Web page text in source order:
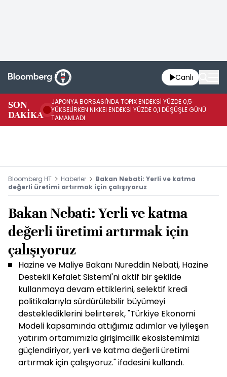
Canlı
SON
DAKİKA
JAPONYA BORSASI'NDA TOPIX ENDEKSİ YÜZDE 0,5
YÜKSELİRKEN NIKKEI ENDEKSİ YÜZDE 0,1 DÜŞÜŞLE GÜNÜ
TAMAMLADI
Bloomberg HT Haberler
Bakan Nebati: Yerli ve katma
değerli üretimi artırmak için çalışıyoruz
Bakan Nebati: Yerli ve katma
değerli üretimi artırmak için
çalışıyoruz
Hazine ve Maliye Bakanı Nureddin Nebati, Hazine
Destekli Kefalet Sistemi'ni aktif bir şekilde
kullanmaya devam ettiklerini, selektif kredi
politikalarıyla sürdürülebilir büyümeyi
desteklediklerini belirterek, "Türkiye Ekonomi
Modeli kapsamında attığımız adımlar ve iyileşen
yatırım ortamımızla girişimcilik ekosistemimizi
güçlendiriyor, yerli ve katma değerli üretimi
artırmak için çalışıyoruz." ifadesini kullandı.